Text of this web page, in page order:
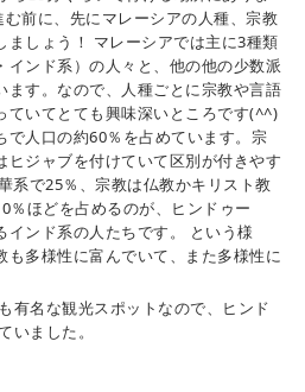
前に、先にマレーシアの人種、宗教
ましょう！ マレーシアでは主に3種類
インド系）の人々と、他の他の少数派
ます。なので、人種ごとに宗教や言語
ていてとても興味深いところです(^^)
で人口の約60％を占めています。宗
ヒジャブを付けていて区別が付きやす
系で25％、宗教は仏教かキリスト教
％ほどを占めるのが、ヒンドゥー
ンド系の人たちです。 という様
も多様性に富んでいて、また多様性に
有名な観光スポットなので、ヒンド
いました。